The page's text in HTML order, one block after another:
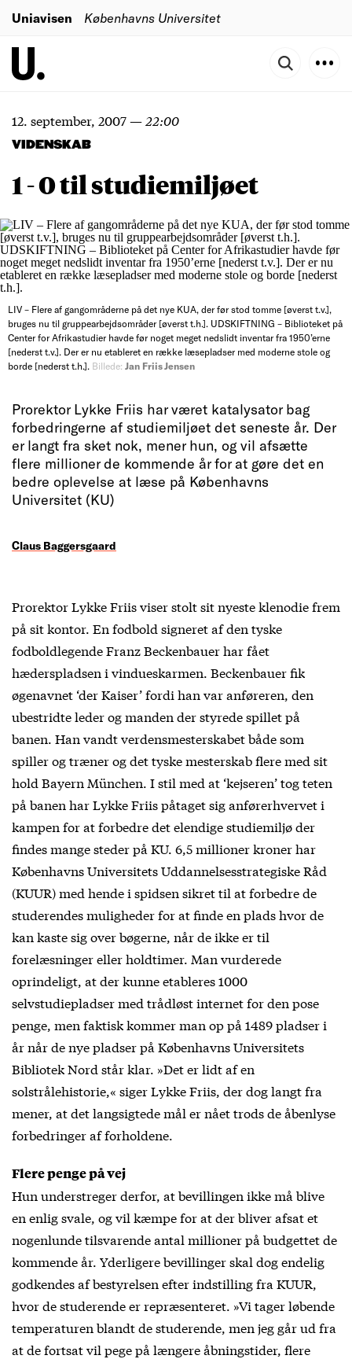
Uniavisen Københavns Universitet
12. september, 2007— 22:00
VIDENSKAB
1 - 0 til studiemiljøet
LIV – Flere af gangområderne på det nye KUA, der før stod tomme [øverst t.v.],
bruges nu til gruppearbejdsområder [øverst t.h.]. UDSKIFTNING – Biblioteket på
Center for Afrikastudier havde før noget meget nedslidt inventar fra 1950’erne
[nederst t.v.]. Der er nu etableret en række læsepladser med moderne stole og
borde [nederst t.h.]. Billede: Jan Friis Jensen
Prorektor Lykke Friis har været katalysator bag
forbedringerne af studiemiljøet det seneste år. Der
er langt fra sket nok, mener hun, og vil afsætte
flere millioner de kommende år for at gøre det en
bedre oplevelse at læse på Københavns
Universitet (KU)
Claus Baggersgaard
Prorektor Lykke Friis viser stolt sit nyeste klenodie frem
på sit kontor. En fodbold signeret af den tyske
fodboldlegende Franz Beckenbauer har fået
hæderspladsen i vindueskarmen. Beckenbauer fik
øgenavnet ‘der Kaiser’ fordi han var anføreren, den
ubestridte leder og manden der styrede spillet på
banen. Han vandt verdensmesterskabet både som
spiller og træner og det tyske mesterskab flere med sit
hold Bayern München. I stil med at ‘kejseren’ tog teten
på banen har Lykke Friis påtaget sig anførerhvervet i
kampen for at forbedre det elendige studiemiljø der
findes mange steder på KU. 6,5 millioner kroner har
Københavns Universitets Uddannelsesstrategiske Råd
(KUUR) med hende i spidsen sikret til at forbedre de
studerendes muligheder for at finde en plads hvor de
kan kaste sig over bøgerne, når de ikke er til
forelæsninger eller holdtimer. Man vurderede
oprindeligt, at der kunne etableres 1000
selvstudiepladser med trådløst internet for den pose
penge, men faktisk kommer man op på 1489 pladser i
år når de nye pladser på Københavns Universitets
Bibliotek Nord står klar. »Det er lidt af en
solstrålehistorie,« siger Lykke Friis, der dog langt fra
mener, at det langsigtede mål er nået trods de åbenlyse
forbedringer af forholdene.
Flere penge på vej
Hun understreger derfor, at bevillingen ikke må blive
en enlig svale, og vil kæmpe for at der bliver afsat et
nogenlunde tilsvarende antal millioner på budgettet de
kommende år. Yderligere bevillinger skal dog endelig
godkendes af bestyrelsen efter indstilling fra KUUR,
hvor de studerende er repræsenteret. »Vi tager løbende
temperaturen blandt de studerende, men jeg går ud fra
at de fortsat vil pege på længere åbningstider, flere